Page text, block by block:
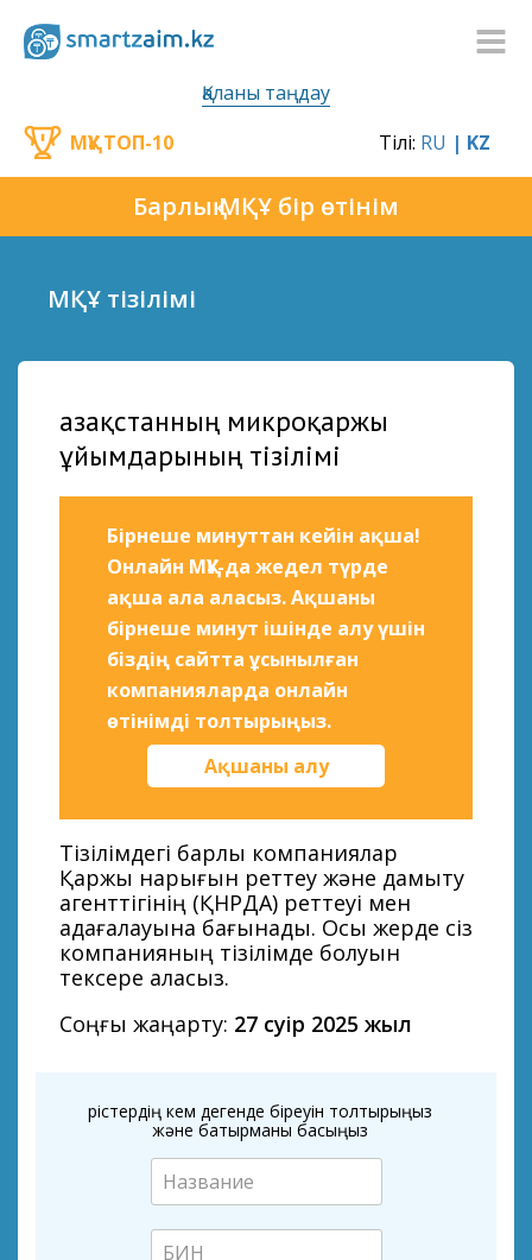
Қаланы таңдау
Барлық МҚҰ бір өтінім
МҚҰ ТОП-10 Тілі: RU | KZ
МҚҰ тізілімі
Қазақстанның микроқаржы
ұйымдарының тізілімі
Бірнеше минуттан кейін ақша!
Онлайн МҚҰ-да жедел түрде
ақша ала аласыз. Ақшаны
бірнеше минут ішінде алу үшін
біздің сайтта ұсынылған
компанияларда онлайн
өтінімді толтырыңыз.
Ақшаны алу
Тізілімдегі барлық компаниялар
Қаржы нарығын реттеу және дамыту
агенттігінің (ҚНРДА) реттеуі мен
қадағалауына бағынады. Осы жерде сіз
компанияның тізілімде болуын
тексере аласыз.
Соңғы жаңарту: 27 сәуір 2025 жыл
Өрістердің кем дегенде біреуін толтырыңыз
және батырманы басыңыз